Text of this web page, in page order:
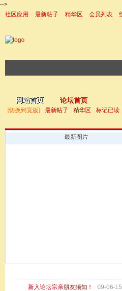
-->
社区应用
最新帖子 精华区 会员列表
网站首页 论坛首页
[切换到宽版] 最新帖子 精华区 标记已读
最新图片
新入论坛宗亲朋友须知！ 09-06-15